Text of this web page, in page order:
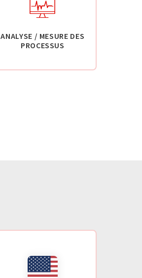
ANALYSE / MESURE DES
PROCESSUS